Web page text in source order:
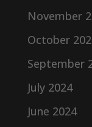
November
October
September
July 2024
June 2024